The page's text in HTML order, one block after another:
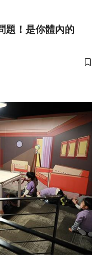
題！是你體內的
儲